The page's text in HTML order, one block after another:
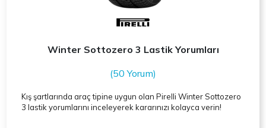
Winter Sottozero 3 Lastik Yorumları
(50 Yorum)
Kış şartlarında araç tipine uygun olanPirelli Winter Sottozero
3 lastik yorumlarını inceleyerek kararınızı kolayca verin!